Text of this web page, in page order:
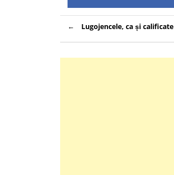
Navigare
în
articole
Lugojencele, ca și calificate